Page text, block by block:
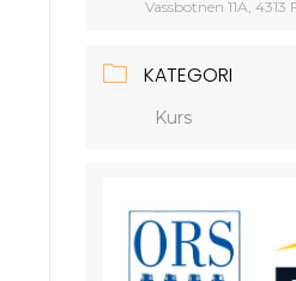
Vassbotnen 11A, 4313
KATEGORI
Kurs